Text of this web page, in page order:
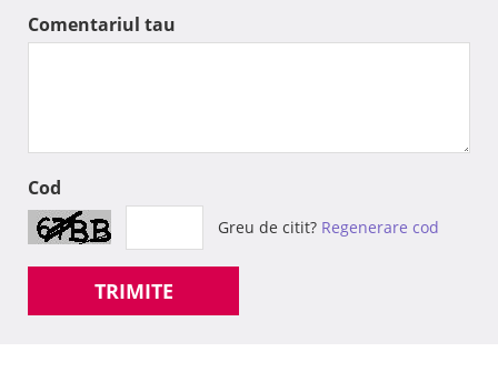
Comentariul tau
Cod
Greu de citit? Regenerare cod
TRIMITE